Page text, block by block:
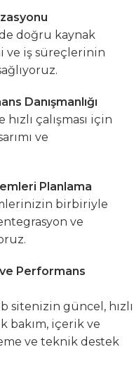
doğru kaynak
ve iş süreçlerinin
Danışmanlığı
hızlı çalışması için
ve
Planlama
birbiriyle
ve
Performans
sitenizin güncel, hızlı
bakım, içerik ve
ve teknik destek